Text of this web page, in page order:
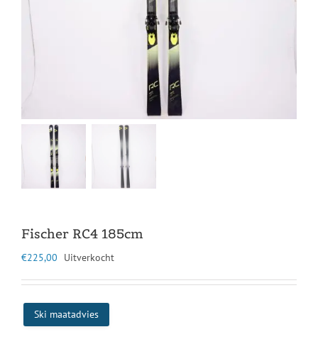
Fischer RC4 185cm
€225,00 Uitverkocht
Ski maatadvies